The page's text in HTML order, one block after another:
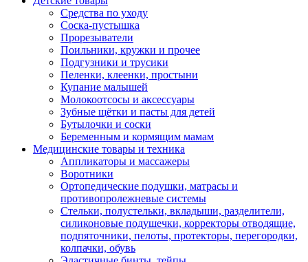
Средства по уходу
Соска-пустышка
Прорезыватели
Поильники, кружки и прочее
Подгузники и трусики
Пеленки, клеенки, простыни
Купание малышей
Молокоотсосы и аксессуары
Зубные щётки и пасты для детей
Бутылочки и соски
Беременным и кормящим мамам
Медицинские товары и техника
Аппликаторы и массажеры
Воротники
Ортопедические подушки, матрасы и
противопролежневые системы
Стельки, полустельки, вкладыши, разделители,
силиконовые подушечки, корректоры отводящие,
подпяточники, пелоты, протекторы, перегородки,
колпачки, обувь